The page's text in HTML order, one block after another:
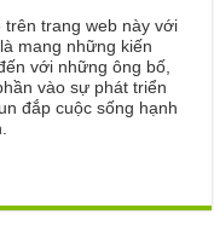
trang web này với
mang những kiến
với những ông bố,
vào sự phát triển
đắp cuộc sống hạnh